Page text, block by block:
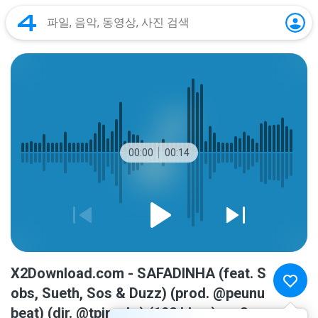
00:00 00:14
X2Download.com - SAFADINHA (feat. S
obs, Sueth, Sos & Duzz) (prod. @peunu
beat) (dir. @tpiresbr) (192 kbps).mp3